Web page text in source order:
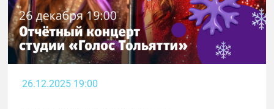
26.12.2025 19:00